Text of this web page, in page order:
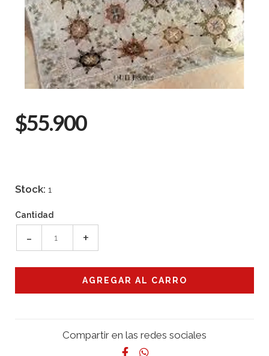
$55.900
Stock: 1
Cantidad
- +
Compartir en las redes sociales